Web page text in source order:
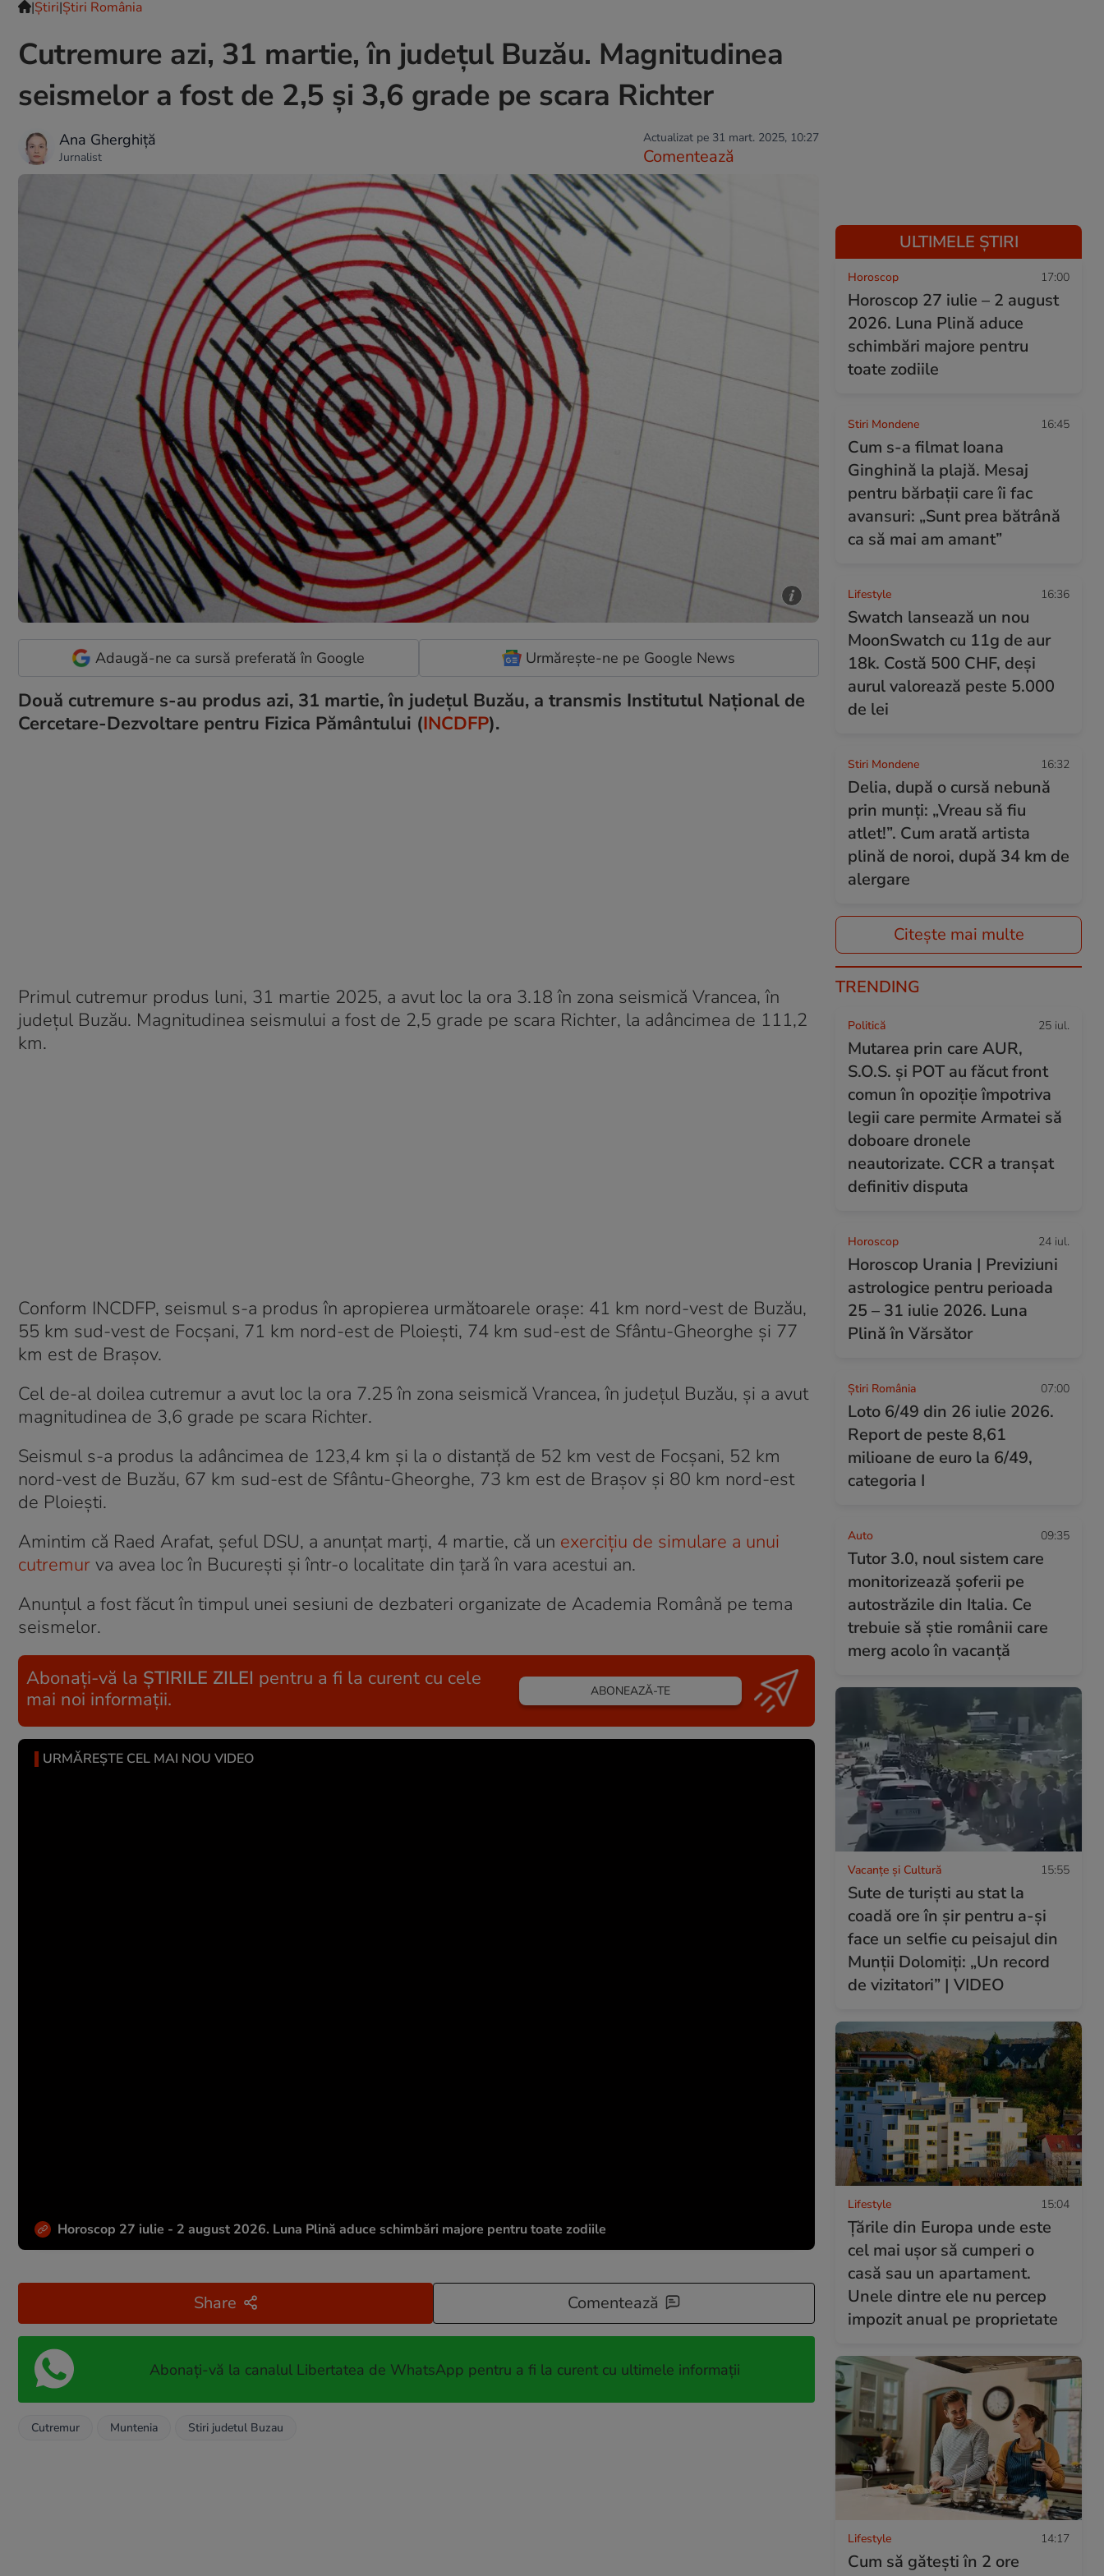
|Ştiri|Știri România
Cutremure azi, 31 martie, în județul Buzău. Magnitudinea
seismelor a fost de 2,5 și 3,6 grade pe scara Richter
Ana Gherghiță
Jurnalist
Actualizat pe 31 mart. 2025, 10:27
Comentează
Adaugă-ne ca sursă preferată în Google Urmărește-ne pe Google News
Două cutremure s-au produs azi, 31 martie, în județul Buzău, a transmis Institutul Național de
Cercetare-Dezvoltare pentru Fizica Pământului (INCDFP).
Primul cutremur produs luni, 31 martie 2025, a avut loc la ora 3.18 în zona seismică Vrancea, în
județul Buzău. Magnitudinea seismului a fost de 2,5 grade pe scara Richter, la adâncimea de 111,2
km.
Conform INCDFP, seismul s-a produs în apropierea următoarele orașe: 41 km nord-vest de Buzău,
55 km sud-vest de Focșani, 71 km nord-est de Ploiești, 74 km sud-est de Sfântu-Gheorghe și 77
km est de Brașov.
Cel de-al doilea cutremur a avut loc la ora 7.25 în zona seismică Vrancea, în județul Buzău, și a avut
magnitudinea de 3,6 grade pe scara Richter.
Seismul s-a produs la adâncimea de 123,4 km și la o distanță de 52 km vest de Focșani, 52 km
nord-vest de Buzău, 67 km sud-est de Sfântu-Gheorghe, 73 km est de Brașov și 80 km nord-est
de Ploiești.
Amintim că Raed Arafat, șeful DSU, a anunțat marți, 4 martie, că un exercițiu de simulare a unui
cutremur va avea loc în București și într-o localitate din țară în vara acestui an.
Anunțul a fost făcut în timpul unei sesiuni de dezbateri organizate de Academia Română pe tema
seismelor.
Abonați-vă la ȘTIRILE ZILEI pentru a fi la curent cu cele
mai noi informații.
ABONEAZĂ-TE
URMĂREȘTE CEL MAI NOU VIDEO
Horoscop 27 iulie - 2 august 2026. Luna Plină aduce schimbări majore pentru toate zodiile
Share Comentează
Abonați-vă la canalul Libertatea de WhatsApp pentru a fi la curent cu ultimele informații
Cutremur Muntenia Stiri judetul Buzau
ULTIMELE ȘTIRI
Horoscop 17:00
Horoscop 27 iulie – 2 august
2026. Luna Plină aduce
schimbări majore pentru
toate zodiile
Stiri Mondene 16:45
Cum s-a filmat Ioana
Ginghină la plajă. Mesaj
pentru bărbații care îi fac
avansuri: „Sunt prea bătrână
ca să mai am amant”
Lifestyle 16:36
Swatch lansează un nou
MoonSwatch cu 11g de aur
18k. Costă 500 CHF, deși
aurul valorează peste 5.000
de lei
Stiri Mondene 16:32
Delia, după o cursă nebună
prin munți: „Vreau să fiu
atlet!”. Cum arată artista
plină de noroi, după 34 km de
alergare
Citește mai multe
TRENDING
Politică 25 iul.
Mutarea prin care AUR,
S.O.S. și POT au făcut front
comun în opoziție împotriva
legii care permite Armatei să
doboare dronele
neautorizate. CCR a tranșat
definitiv disputa
Horoscop 24 iul.
Horoscop Urania | Previziuni
astrologice pentru perioada
25 – 31 iulie 2026. Luna
Plină în Vărsător
Știri România 07:00
Loto 6/49 din 26 iulie 2026.
Report de peste 8,61
milioane de euro la 6/49,
categoria I
Auto 09:35
Tutor 3.0, noul sistem care
monitorizează șoferii pe
autostrăzile din Italia. Ce
trebuie să știe românii care
merg acolo în vacanță
Vacanțe și Cultură 15:55
Sute de turiști au stat la
coadă ore în șir pentru a-și
face un selfie cu peisajul din
Munții Dolomiți: „Un record
de vizitatori” | VIDEO
Lifestyle 15:04
Țările din Europa unde este
cel mai ușor să cumperi o
casă sau un apartament.
Unele dintre ele nu percep
impozit anual pe proprietate
Lifestyle 14:17
Cum să gătești în 2 ore